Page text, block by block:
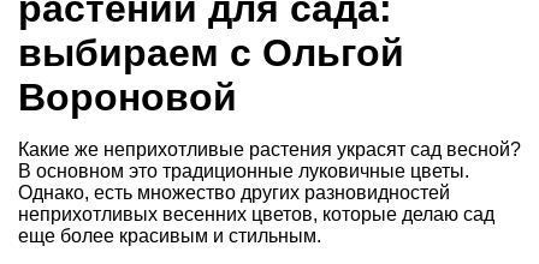
выбираем с Ольгой
Вороновой
Какие же неприхотливые растения украсят сад весной?
В основном это традиционные луковичные цветы.
Однако, есть множество других разновидностей
неприхотливых весенних цветов, которые делаю сад
еще более красивым и стильным.